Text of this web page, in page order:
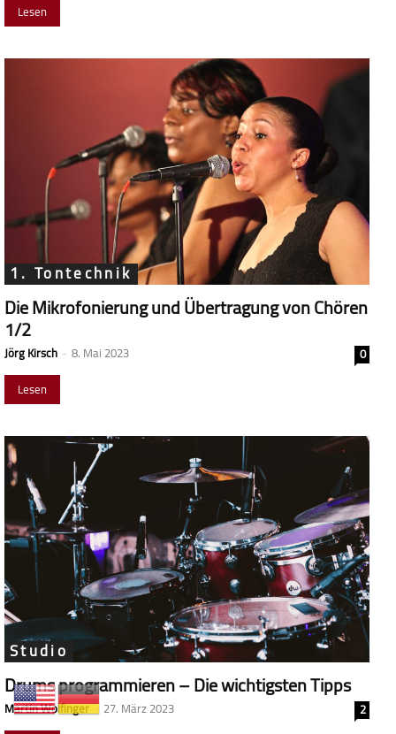
Lesen
1. Tontechnik
Die Mikrofonierung und Übertragung von Chören
1/2
Jörg Kirsch - 8. Mai 2023
0
Lesen
Studio
Drums programmieren – Die wichtigsten Tipps
Martin Wolfinger - 27. März 2023 2